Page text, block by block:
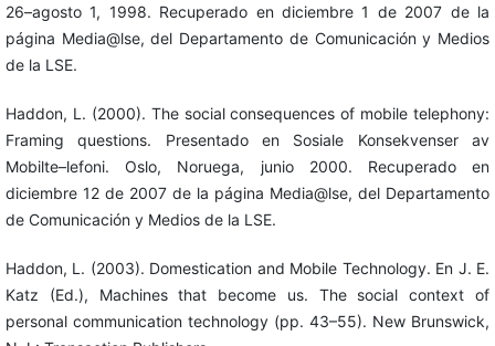
26–agosto 1, 1998. Recuperado en diciembre 1 de 2007 de la
página Media@lse, del Departamento de Comunicación y Medios
de la LSE.
Haddon, L. (2000). The social consequences of mobile telephony:
Framing questions. Presentado en Sosiale Konsekvenser av
Mobilte–lefoni. Oslo, Noruega, junio 2000. Recuperado en
diciembre 12 de 2007 de la página Media@lse, del Departamento
de Comunicación y Medios de la LSE.
Haddon, L. (2003). Domestication and Mobile Technology. En J. E.
Katz (Ed.), Machines that become us. The social context of
personal communication technology (pp. 43–55). New Brunswick,